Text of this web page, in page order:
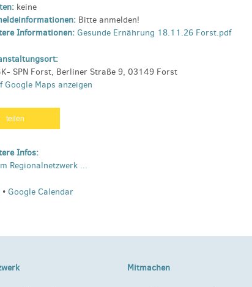
keine
Bitte anmelden!
Informationen: Gesunde Ernährung 18.11.26 Forst.pdf
SPN Forst, Berliner Straße 9, 03149 Forst
Google Maps anzeigen
teilen
Infos:
Regionalnetzwerk ...
• Google Calendar
Mitmachen